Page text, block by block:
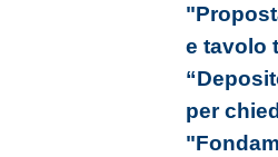
e tavolo
per